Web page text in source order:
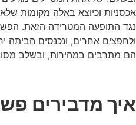
אכסניות וכיוצא באלה מקומות
נגד התופעה המטרידה הזאת.
ולחפצים אחרים, ונכנסים הביתה
הם מתרבים במהירות, ובשלב
איך מדבירים